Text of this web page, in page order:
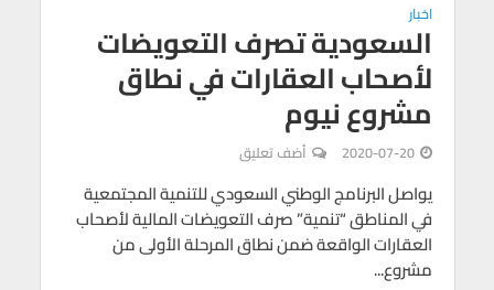
اخبار
السعودية تصرف التعويضات
لأصحاب العقارات في نطاق
مشروع نيوم
2020-07-20 أضف تعليق
يواصل البرنامج الوطني السعودي للتنمية المجتمعية
في المناطق “تنمية” صرف التعويضات المالية لأصحاب
العقارات الواقعة ضمن نطاق المرحلة الأولى من
مشروع...